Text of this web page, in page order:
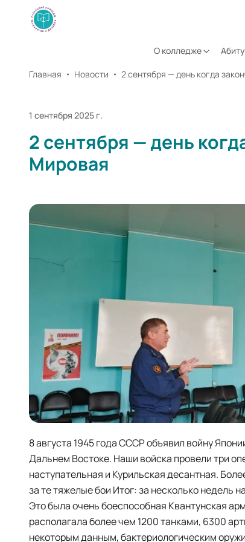
О колледже
Главная Новости 2 сентября — день когда
1 сентября 2025 г.
2 сентября — день
Мировая
8 августа 1945 года СССР объявил войну
Дальнем Востоке. Наши войска провели три
наступательная и Курильская десантная.
за те тяжелые бои Итог: за несколько недель
Это была очень боеспособная Квантунская
располагала более чем 1200 танками, 6300
некоторым данным, бактериологическим